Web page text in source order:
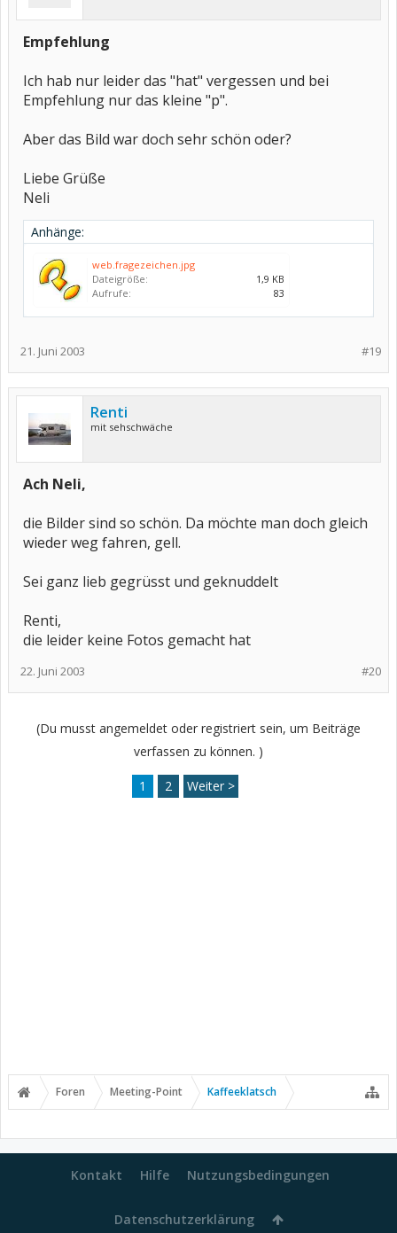
Empfehlung
Ich hab nur leider das "hat" vergessen und bei
Empfehlung nur das kleine "p".
Aber das Bild war doch sehr schön oder?
Liebe Grüße
Neli
Anhänge:
web.fragezeichen.jpg
Dateigröße:
1,9 KB
Aufrufe:
83
#19
21. Juni 2003
Renti
mit sehschwäche
Ach Neli,
die Bilder sind so schön. Da möchte man doch gleich
wieder weg fahren, gell.
Sei ganz lieb gegrüsst und geknuddelt
Renti,
die leider keine Fotos gemacht hat
#20
22. Juni 2003
(Du musst angemeldet oder registriert sein, um Beiträge
verfassen zu können. )
1 2 Weiter >
Foren Meeting-Point Kaffeeklatsch
Kontakt Hilfe Nutzungsbedingungen
Datenschutzerklärung